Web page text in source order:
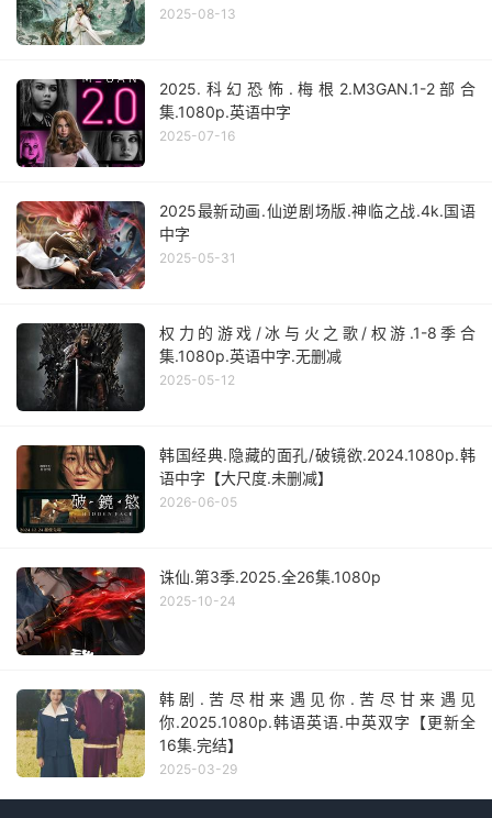
2025-08-13
2025.科幻恐怖.梅根2.M3GAN.1-2部合
集.1080p.英语中字
2025-07-16
2025最新动画.仙逆剧场版.神临之战.4k.国语
中字
2025-05-31
权力的游戏/冰与火之歌/权游.1-8季合
集.1080p.英语中字.无删减
2025-05-12
韩国经典.隐藏的面孔/破镜欲.2024.1080p.韩
语中字【大尺度.未删减】
2026-06-05
诛仙.第3季.2025.全26集.1080p
2025-10-24
韩剧.苦尽柑来遇见你.苦尽甘来遇见
你.2025.1080p.韩语英语.中英双字【更新全
16集.完结】
2025-03-29